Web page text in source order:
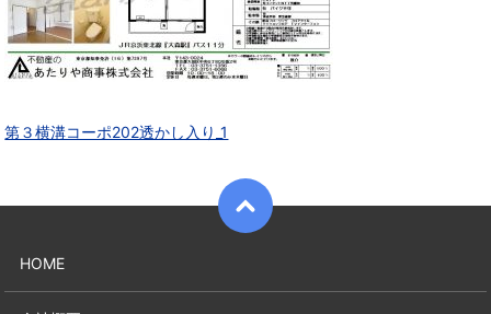
第３横溝コーポ202透かし入り_1
HOME